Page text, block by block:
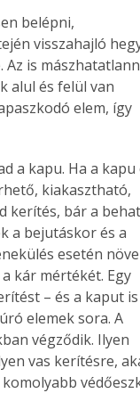
belépni,
visszahajló
is
alul és felül van
elem, így
a kapu. Ha a kapu
kiakasztható,
kerítés, bár a
a bejutáskor és a
esetén
kár mértékét. Egy
– és a kaput is
elemek sora. A
végződik. Ilyen
vas kerítésre,